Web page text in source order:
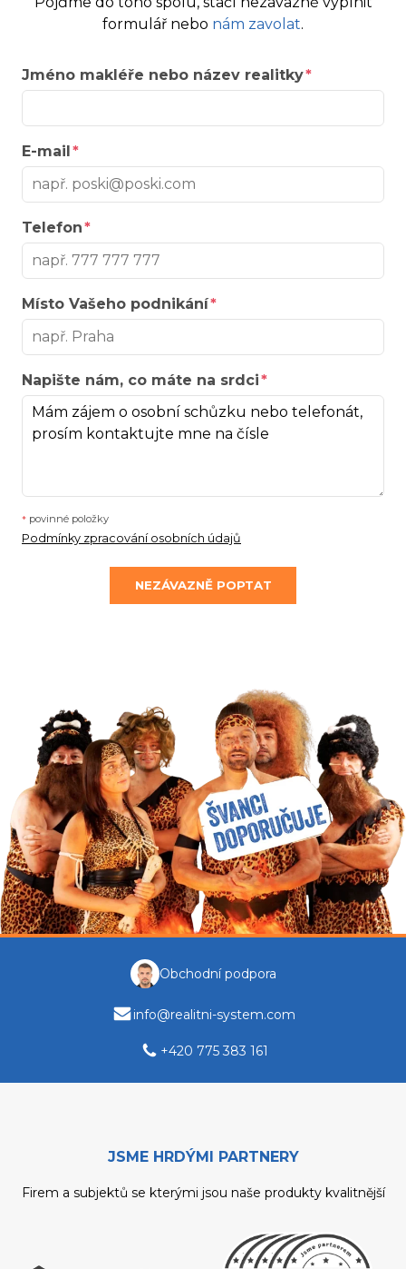
formulář nebo nám zavolat.
Jméno makléře nebo název realitky
E-mail
Telefon
Místo Vašeho podnikání
Napište nám, co máte na srdci
* povinné položky
Podmínky zpracování osobních údajů
NEZÁVAZNĚ POPTAT
Obchodní podpora
info@realitni-system.com
+420 775 383 161
JSME HRDÝMI PARTNERY
Firem a subjektů se kterými jsou naše produkty kvalitnější